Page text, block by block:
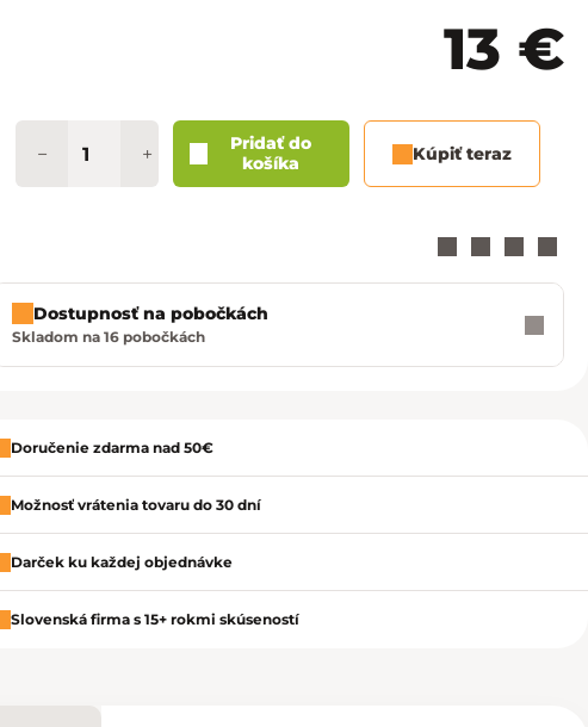
02/20 60 00 88
Martin - TULIP 02/20 60 00 77
Nitra - MLYNY 02/20 60 00 67
Prešov - Eperia 02/20 60 00 70
Prievidza - Korzo
Trnava - City Arena
Žilina - Aupark
13 €
+
−
Pridať do
košíka
Kúpiť teraz
Zavrieť
Dostupnosť na pobočkách
Skladom na 16 pobočkách
Doručenie zdarma nad 50€
Možnosť vrátenia tovaru do 30 dní
Darček ku každej objednávke
Slovenská firma s 15+ rokmi skúseností